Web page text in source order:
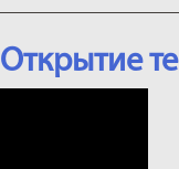
Открытие